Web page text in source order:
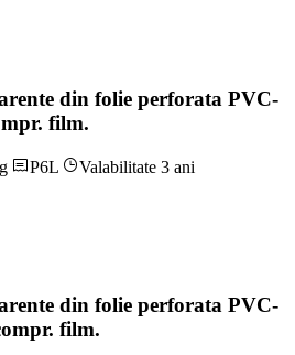
din folie perforata PVC-
film.
P6L
Valabilitate 3 ani
din folie perforata PVC-
film.